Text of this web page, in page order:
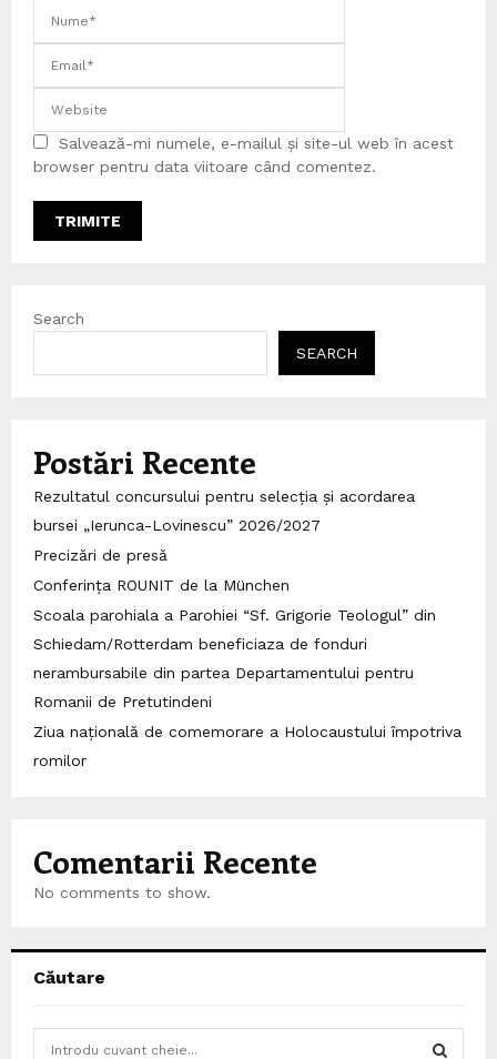
Salvează-mi numele, e-mailul și site-ul web în acest
browser pentru data viitoare când comentez.
Search
SEARCH
Postări Recente
Rezultatul concursului pentru selecția și acordarea
bursei „Ierunca-Lovinescu” 2026/2027
Precizări de presă
Conferința ROUNIT de la München
Scoala parohiala a Parohiei “Sf. Grigorie Teologul” din
Schiedam/Rotterdam beneficiaza de fonduri
nerambursabile din partea Departamentului pentru
Romanii de Pretutindeni
Ziua națională de comemorare a Holocaustului împotriva
romilor
Comentarii Recente
No comments to show.
Căutare